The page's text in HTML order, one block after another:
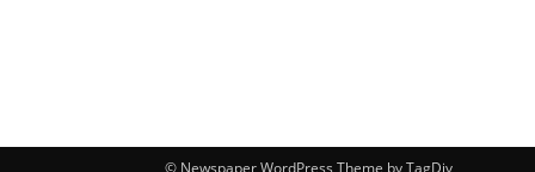
© Newspaper WordPress Theme by TagDiv